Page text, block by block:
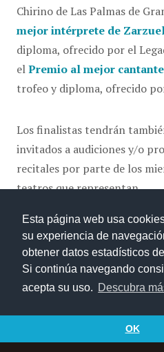
Esta página web usa
su experiencia de
obtener datos estadísticos
Si continúa navegando
acepta su uso. Descubra
OK
Chirino de Las Palmas de
mejor intérprete de
diploma, ofrecido por el
elPremio al mejor
trofeo y diploma, ofrecido
Los finalistas tendrán
invitados a audiciones y/o
recitales por parte de los
teatros que representan.
2026 © Concurso